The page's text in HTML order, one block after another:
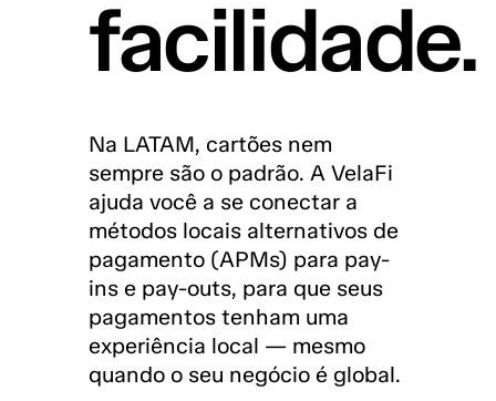
facilidade.
Na LATAM, cartões nem
sempre são o padrão. A VelaFi
ajuda você a se conectar a
métodos locais alternativos de
pagamento (APMs) para pay-
ins e pay-outs, para que seus
pagamentos tenham uma
experiência local — mesmo
quando o seu negócio é global.